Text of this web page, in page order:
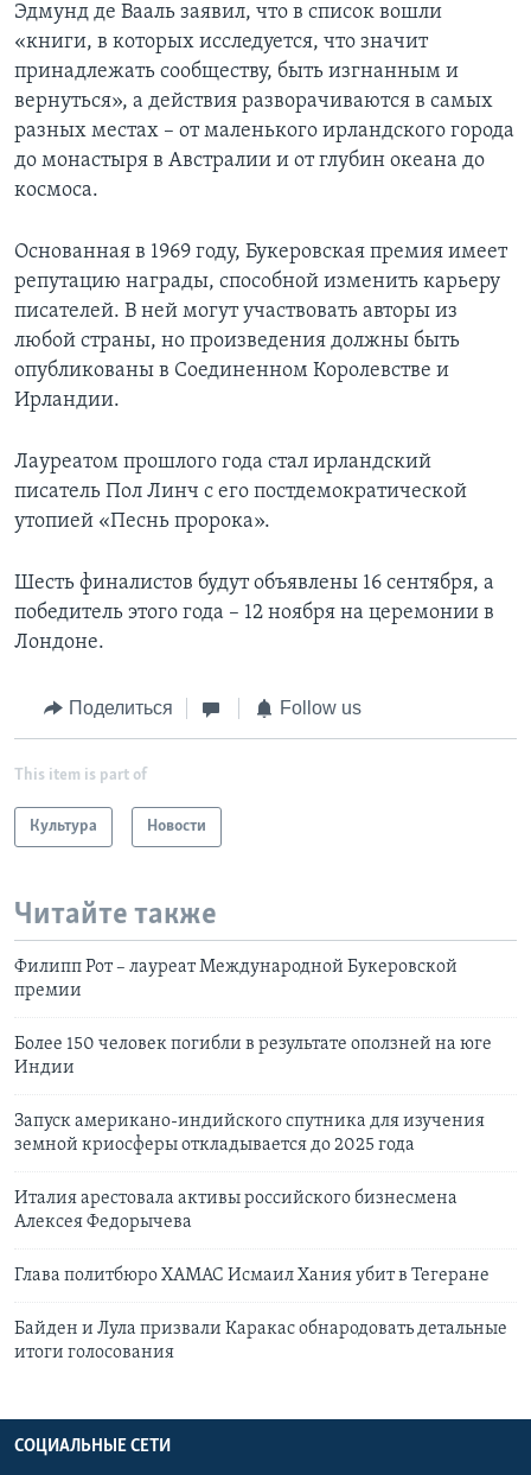
Эдмунд де Вааль заявил, что в список вошли
«книги, в которых исследуется, что значит
принадлежать сообществу, быть изгнанным и
вернуться», а действия разворачиваются в самых
разных местах – от маленького ирландского города
до монастыря в Австралии и от глубин океана до
космоса.
Основанная в 1969 году, Букеровская премия имеет
репутацию награды, способной изменить карьеру
писателей. В ней могут участвовать авторы из
любой страны, но произведения должны быть
опубликованы в Соединенном Королевстве и
Ирландии.
Лауреатом прошлого года стал ирландский
писатель Пол Линч с его постдемократической
утопией «Песнь пророка».
Шесть финалистов будут объявлены 16 сентября, а
победитель этого года – 12 ноября на церемонии в
Лондоне.
Поделиться Follow us
This item is part of
Культура Новости
Читайте также
Филипп Рот – лауреат Международной Букеровской
премии
Более 150 человек погибли в результате оползней на юге
Индии
Запуск американо-индийского спутника для изучения
земной криосферы откладывается до 2025 года
Италия арестовала активы российского бизнесмена
Алексея Федорычева
Глава политбюро ХАМАС Исмаил Хания убит в Тегеране
Байден и Лула призвали Каракас обнародовать детальные
итоги голосования
СОЦИАЛЬНЫЕ СЕТИ